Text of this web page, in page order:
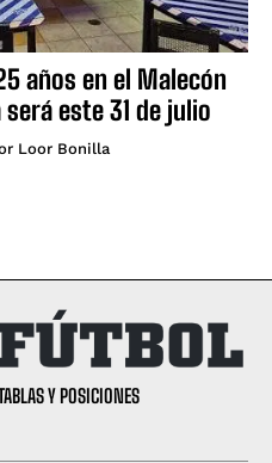
años en el Malecón
este 31 de julio
Loor Bonilla
Y POSICIONES